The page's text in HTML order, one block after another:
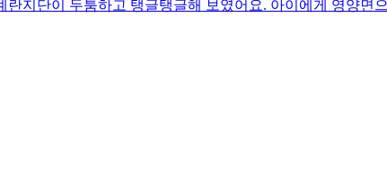
지단이 두툼하고 탱글탱글해 보였어요. 아이에게 영양면